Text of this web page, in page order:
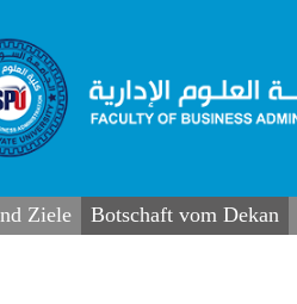
Ziele Botschaft vom Dekan